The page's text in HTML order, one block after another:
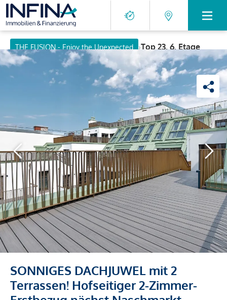
THE FUSION - Enjoy the Unexpected ›Top 23, 6. Etage
SONNIGES DACHJUWEL mit 2
Terrassen! Hofseitiger 2-Zimmer-